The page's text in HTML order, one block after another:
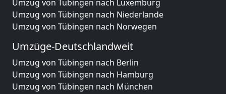
Umzug von Tübingen nach Luxemburg
Umzug von Tübingen nach Niederlande
Umzug von Tübingen nach Norwegen
Umzüge-Deutschlandweit
Umzug von Tübingen nach Berlin
Umzug von Tübingen nach Hamburg
Umzug von Tübingen nach München